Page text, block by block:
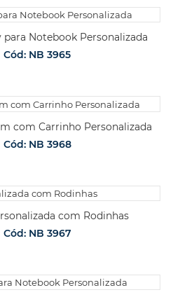
para Notebook Personalizada
Cód: NB 3965
com Carrinho Personalizada
Cód: NB 3968
com Rodinhas
Cód: NB 3967